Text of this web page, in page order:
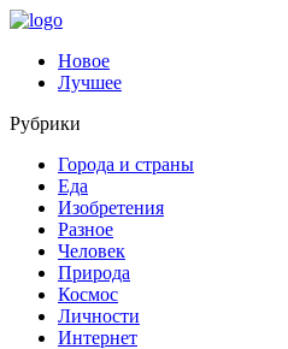
Новое
Лучшее
Рубрики
Города и страны
Еда
Изобретения
Разное
Человек
Природа
Космос
Личности
Интернет